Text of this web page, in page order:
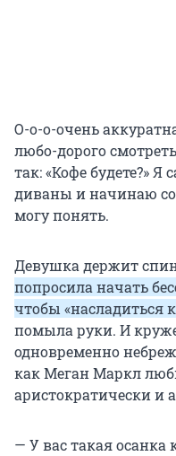
О-о-о-очень
любо-дорого
так: «Кофе будете?»
диваны и начинаю
могу понять.
Девушка держит
попросила начать
чтобы «насладиться
помыла руки. И
одновременно
как Меган Маркл
аристократически и
— У вас такая осанка